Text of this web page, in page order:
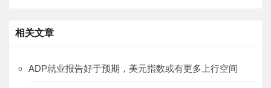
相关文章
ADP就业报告好于预期，美元指数或有更多上行空间